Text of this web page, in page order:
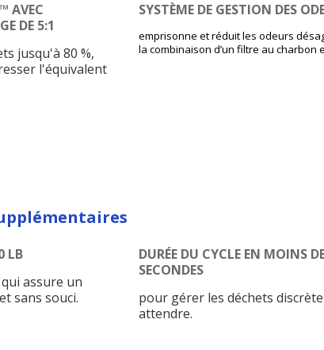
AVEC
DE 5:1
jusqu'à 80 %,
l'équivalent
SYSTÈME DE GESTION DES
emprisonne et réduit les odeurs
la combinaison d’un filtre au charbon
LB
assure un
sans souci.
DURÉE DU CYCLE EN MOINS
SECONDES
pour gérer les déchets
attendre.